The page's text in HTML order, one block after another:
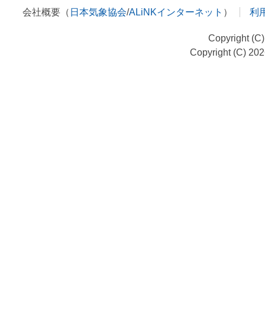
会社概要（ 日本気象協会/ALiNKインターネット ） 利
Copyright
Copyright (C)